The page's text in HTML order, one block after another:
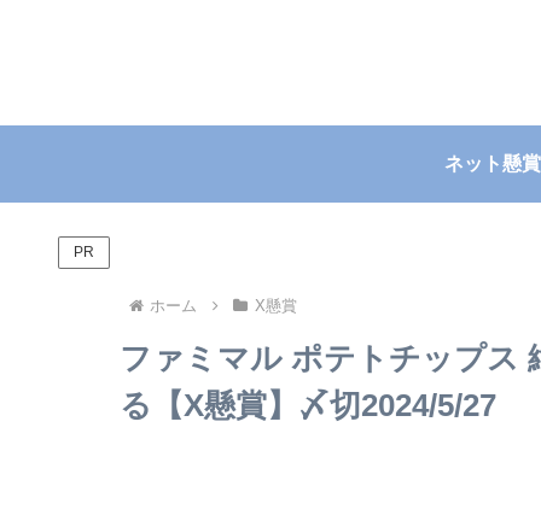
ネット懸賞
PR
ホーム X懸賞
ファミマル ポテトチップス
る【X懸賞】〆切2024/5/27